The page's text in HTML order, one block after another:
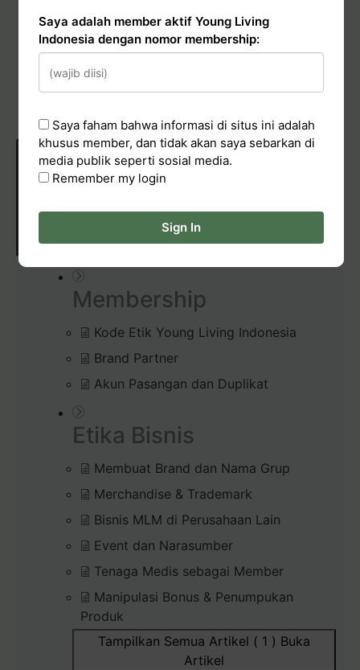
Conduct & Report
Hadiah Starter Kit (bundle kit)
POLICIES & CONDUCT
Membership
Kode Etik Young Living Indonesia
Brand Partner
Akun Pasangan dan Duplikat
Etika Bisnis
Membuat Brand dan Nama Grup
Merchandise & Trademark
Bisnis MLM di Perusahaan Lain
Event dan Narasumber
Tenaga Medis sebagai Member
Manipulasi Bonus & Penumpukan
Produk
Tampilkan Semua Artikel ( 1 ) Buka
Artikel
Saya adalah member aktif Young Living
Indonesia dengan nomor membership:
Saya faham bahwa informasi di situs ini adalah
khusus member, dan tidak akan saya sebarkan di
media publik seperti sosial media.
Remember my login
Sign In